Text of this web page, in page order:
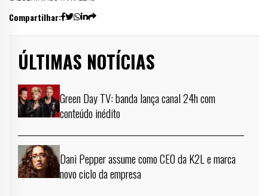
Compartilhar:
ÚLTIMAS NOTÍCIAS
Green Day TV: banda lança canal 24h com
conteúdo inédito
Dani Pepper assume como CEO da K2L e marca
novo ciclo da empresa